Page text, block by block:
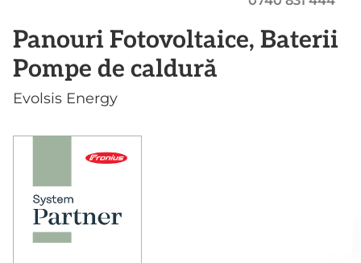
Panouri Fotovoltaice, Baterii
Pompe de caldură
Evolsis Energy